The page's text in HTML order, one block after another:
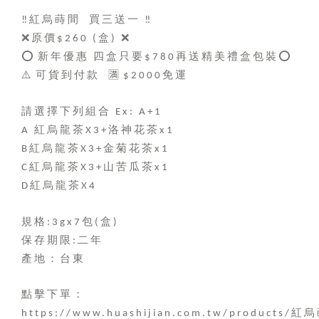
‼️ 紅烏蒔間 買三送一 ‼️
❌ 原價 $260 ( 盒 ) ❌
⭕ 新年優惠 四盒只要 $780 再送精美禮盒包裝 ⭕
⚠ 可貨到付款 🈵 ️$2000 免運
請選擇下列組合
Ex: A+1
A 紅烏龍茶 X3+ 洛神花茶 x1
B 紅烏龍茶 X3+ 金菊花茶 x1
C 紅烏龍茶 X3+ 山苦瓜茶 x1
D 紅烏龍茶 X4
規格 :3gx7 包 ( 盒 )
保存期限 : 二年
產地：台東
點擊下單：
https://www.huashijian.com.tw/products/ 紅烏